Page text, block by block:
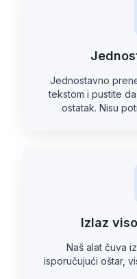
Jednostavno
tekstom i pustite
ostatak. Nisu
Izlaz
Naš alat čuva
isporučujući oštar,